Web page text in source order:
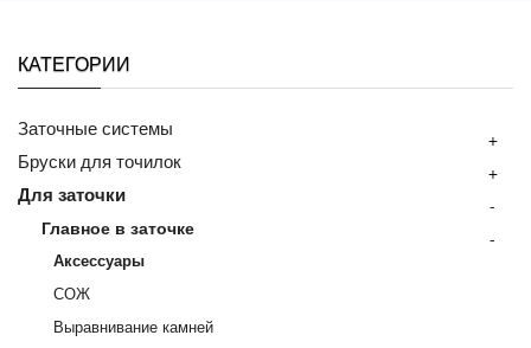
КАТЕГОРИИ
Заточные системы +
Бруски для точилок +
Для заточки -
Главное в заточке -
Аксессуары
СОЖ
Выравнивание камней